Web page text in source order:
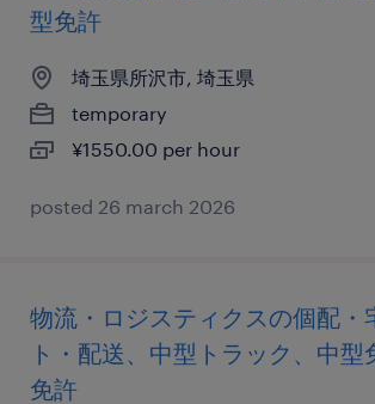
型免許
埼玉県所沢市, 埼玉県
temporary
¥1550.00 per hour
posted 26 march 2026
物流・ロジスティクスの個配・
ト・配送、中型トラック、中型
免許